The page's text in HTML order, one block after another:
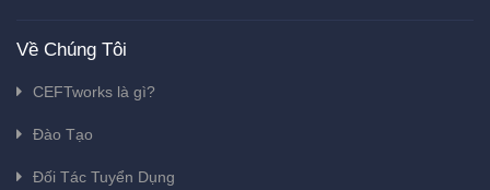
Về Chúng Tôi
CEFTworks là gì?
Đào Tạo
Đối Tác Tuyển Dụng